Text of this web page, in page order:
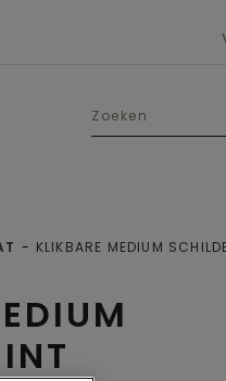
KLIKBARE MEDIUM